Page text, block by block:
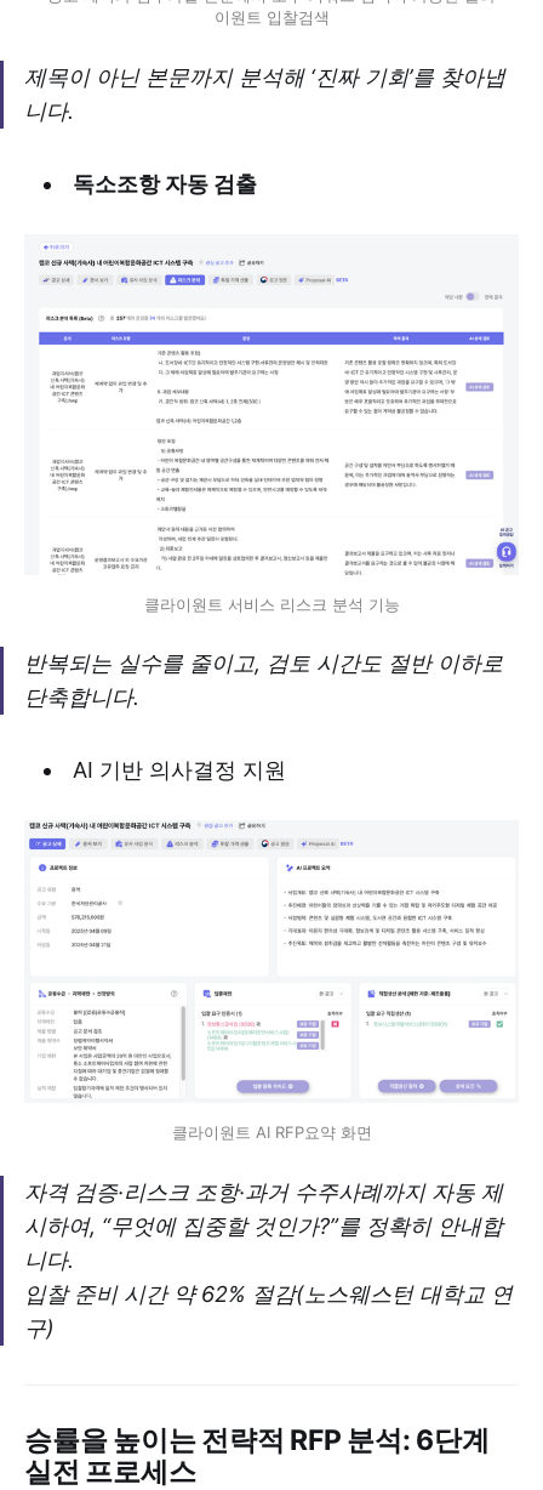
이원트 입찰검색
제목이 아닌 본문까지 분석해 ‘진짜 기회’를 찾아냅
니다.
독소조항 자동 검출
클라이원트 서비스 리스크 분석 기능
반복되는 실수를 줄이고, 검토 시간도 절반 이하로
단축합니다.
AI 기반 의사결정 지원
클라이원트 AI RFP요약 화면
자격 검증·리스크 조항·과거 수주사례까지 자동 제
시하여, “무엇에 집중할 것인가?”를 정확히 안내합
니다.
입찰 준비 시간 약 62% 절감(노스웨스턴 대학교 연
구)
승률을 높이는 전략적 RFP 분석: 6단계
실전 프로세스